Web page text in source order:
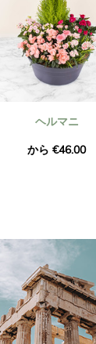
ヘルマニ
から €46.00